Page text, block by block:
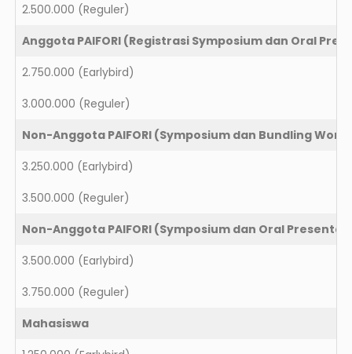
2.500.000 (Reguler)
Anggota PAIFORI (Registrasi Symposium dan Oral
2.750.000 (Earlybird)
3.000.000 (Reguler)
Non-Anggota PAIFORI (Symposium dan Bundling
3.250.000 (Earlybird)
3.500.000 (Reguler)
Non-Anggota PAIFORI (Symposium dan Oral
3.500.000 (Earlybird)
3.750.000 (Reguler)
Mahasiswa